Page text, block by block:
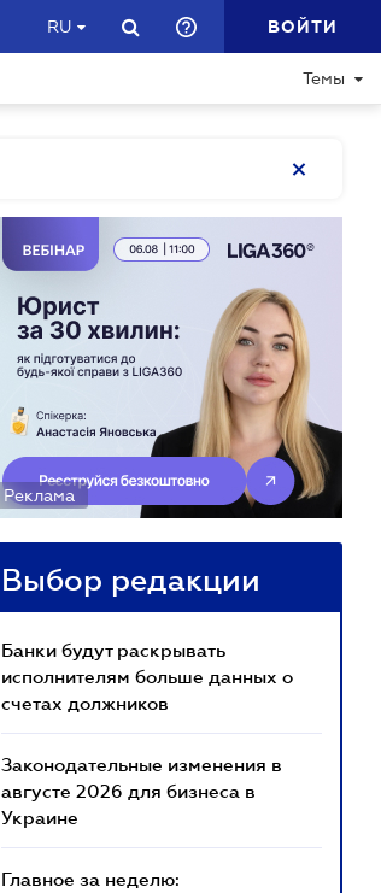
RU ВОЙТИ
Темы
Реклама
Выбор редакции
Банки будут раскрывать
исполнителям больше данных о
счетах должников
Законодательные изменения в
августе 2026 для бизнеса в
Украине
Главное за неделю: